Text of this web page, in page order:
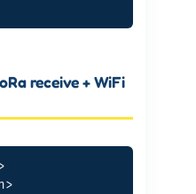
receive + WiFi